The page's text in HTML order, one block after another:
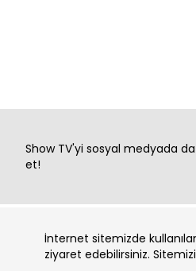
İnternet sitemizde
ziyaret edebilirsiniz.
Show TV'yi sosyal medyada
et!
Copyright 2026 Show